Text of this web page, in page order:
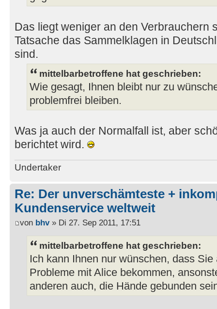
Das liegt weniger an den Verbrauchern
Tatsache das Sammelklagen in
sind.
mittelbarbetroffene hat geschrieben:
Wie gesagt, Ihnen bleibt nur zu
problemfrei bleiben.
Was ja auch der Normalfall ist, aber
berichtet wird.
Undertaker
Re: Der unverschämteste +
Kundenservice weltweit
von bhv» Di 27. Sep 2011, 17:51
mittelbarbetroffene hat geschrieben:
Ich kann Ihnen nur wünschen, dass
Probleme mit Alice bekommen,
anderen auch, die Hände gebunden